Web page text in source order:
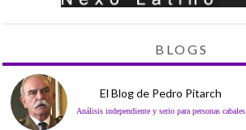
BLOGS
El Blog de Pedro Pitarch
Análisis independiente y serio para personas cabales